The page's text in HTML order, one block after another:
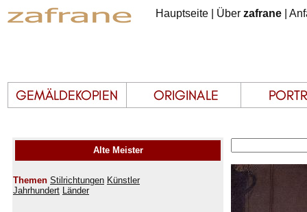
Hauptseite Über zafrane
Alte Meister
Themen Stilrichtungen Künstler
Jahrhundert Länder